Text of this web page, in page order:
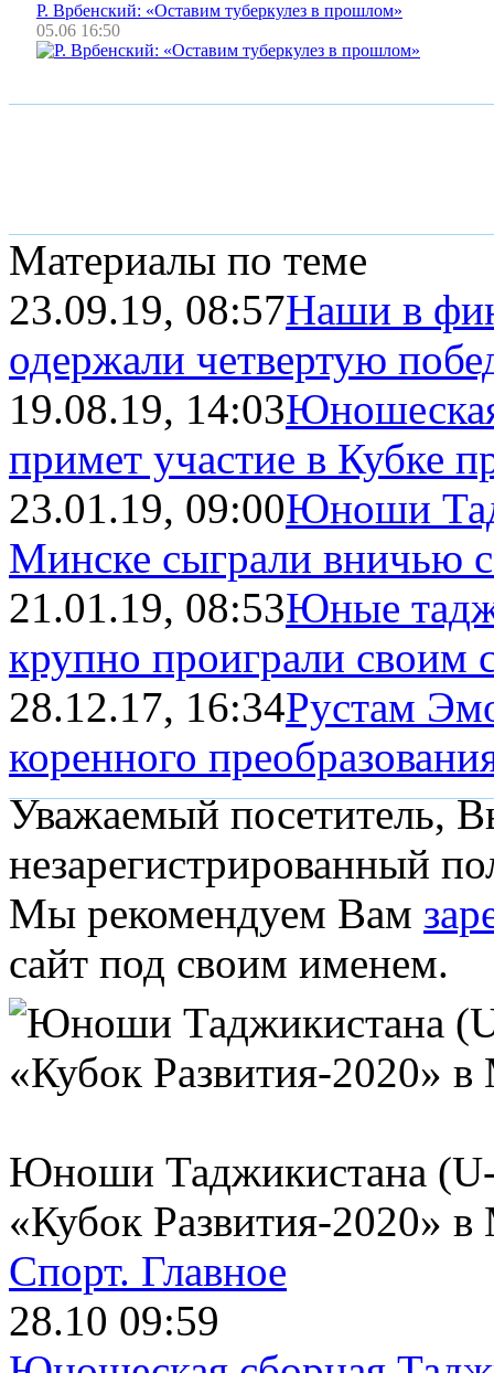
Р. Врбенский: «Оставим туберкулез в прошлом»
05.06 16:50
Материалы по теме
23.09.19, 08:57Наши в
одержали четвертую
19.08.19, 14:03
примет участие в Кубке
23.01.19, 09:00Юноши
Минске сыграли вничью
21.01.19, 08:53Юные
крупно проиграли своим
28.12.17, 16:34Рустам
коренного
Уважаемый посетитель,
незарегистрированный
Мы рекомендуем Вам
сайт под своим именем.
Юноши Таджикистана (U-
«Кубок Развития-2020»
Спорт. Главное
28.10 09:59